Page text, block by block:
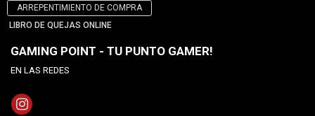
ARREPENTIMIENTO DE COMPRA
LIBRO DE QUEJAS ONLINE
GAMING POINT - TU PUNTO GAMER!
EN LAS REDES